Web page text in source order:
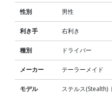
性別 男性
利き手 右利き
種別 ドライバー
メーカー テーラーメイド
モデル ステルス(Stealth)